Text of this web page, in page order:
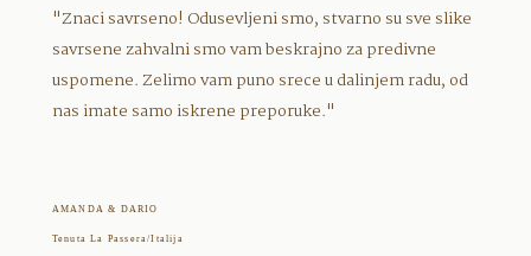
AMANDA & DARIO
Tenuta La Passera/Italija
"Znaci savrseno! Odusevljeni smo, stvarno su sve slike
savrsene zahvalni smo vam beskrajno za predivne
uspomene. Zelimo vam puno srece u dalinjem radu, od
nas imate samo iskrene preporuke."